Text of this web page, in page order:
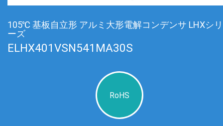
105℃ 基板自立形 アルミ大形電解コンデンサ LHXシリ
ーズ
ELHX401VSN541MA30S
RoHS